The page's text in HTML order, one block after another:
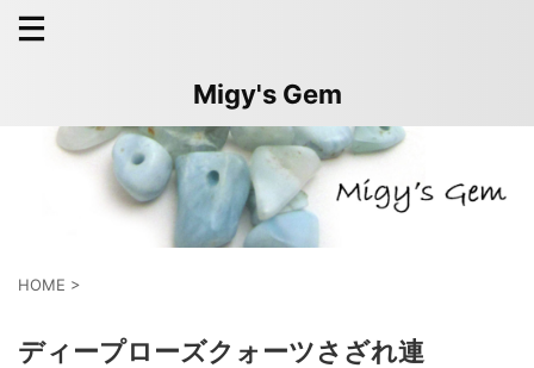
Migy's Gem
HOME >
ディープローズクォーツさざれ連